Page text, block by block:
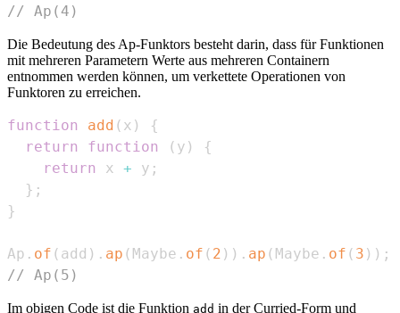
// Ap(4)
Die Bedeutung des Ap-Funktors besteht darin, dass für Funktionen
mit mehreren Parametern Werte aus mehreren Containern
entnommen werden können, um verkettete Operationen von
Funktoren zu erreichen.
function add ( x )
{
return
function ( y )
{
return
x + y ;
} ;
}
Ap . of ( add ) . ap ( Maybe . of ( 2 ) ) . ap ( Maybe . of ( 3 ) ) ;
// Ap(5)
Im obigen Code ist die Funktion add in der Curried-Form und